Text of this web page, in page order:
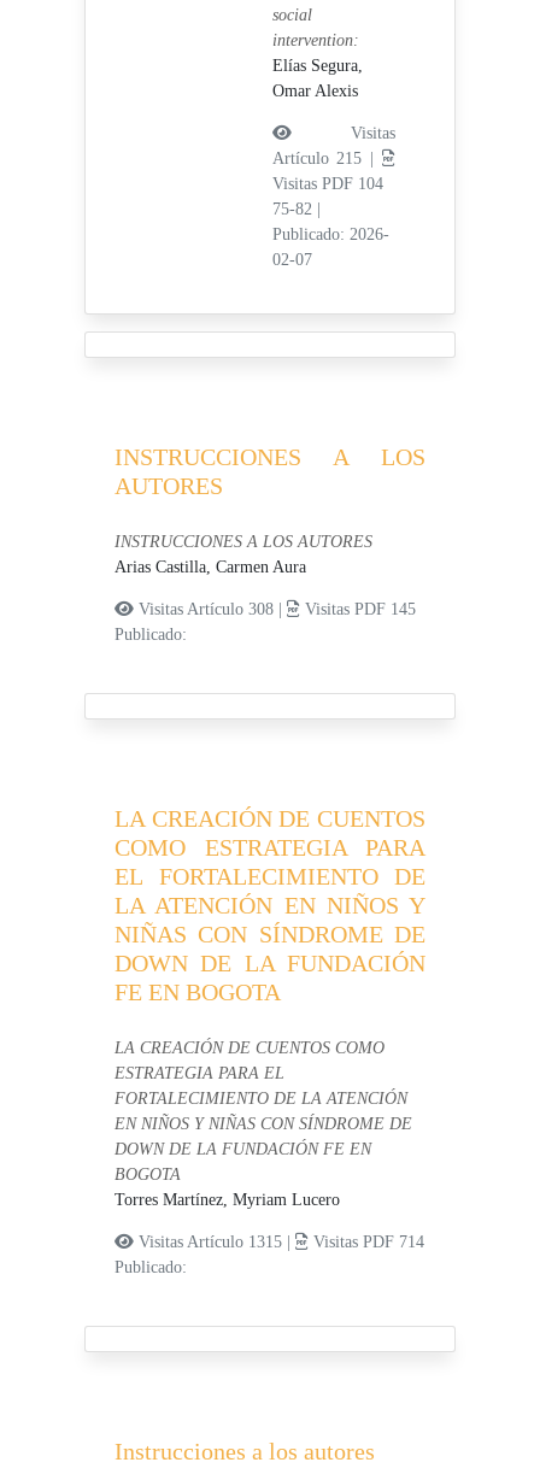
social
intervention:
Elías Segura,
Omar Alexis
Visitas
Artículo 215 |
Visitas PDF 104
75-82
Publicado: 2026-
02-07
INSTRUCCIONES A LOS
AUTORES
INSTRUCCIONES A LOS AUTORES
Arias Castilla, Carmen Aura
Visitas Artículo 308 |
Visitas PDF 145
Publicado:
LA CREACIÓN DE CUENTOS
COMO ESTRATEGIA PARA
EL FORTALECIMIENTO DE
LA ATENCIÓN EN NIÑOS Y
NIÑAS CON SÍNDROME DE
DOWN DE LA FUNDACIÓN
FE EN BOGOTA
LA CREACIÓN DE CUENTOS COMO
ESTRATEGIA PARA EL
FORTALECIMIENTO DE LA ATENCIÓN
EN NIÑOS Y NIÑAS CON SÍNDROME DE
DOWN DE LA FUNDACIÓN FE EN
BOGOTA
Torres Martínez, Myriam Lucero
Visitas Artículo 1315 |
Visitas PDF 714
Publicado:
Instrucciones a los autores